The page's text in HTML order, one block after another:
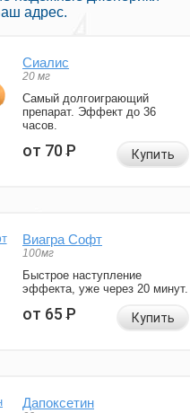
адрес.
Сиалис
20 мг
Самый долгоиграющий
препарат. Эффект до 36
часов.
от 70Р Купить
Виагра Софт
100мг
Быстрое наступление
эффекта, уже через 20 минут.
от 65Р Купить
Дапоксетин